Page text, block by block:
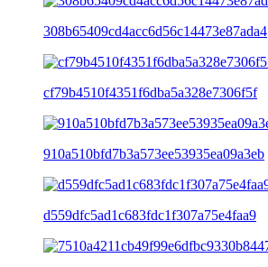
308b65409cd4acc6d56c14473e87ada4
cf79b4510f4351f6dba5a328e7306f5f
910a510bfd7b3a573ee53935ea09a3eb
d559dfc5ad1c683fdc1f307a75e4faa9